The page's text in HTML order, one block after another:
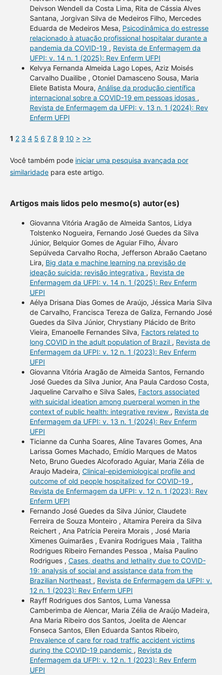
Deivson Wendell da Costa Lima, Rita de Cássia Alves
Santana, Jorgivan Silva de Medeiros Filho, Mercedes
Eduarda de Medeiros Mesa, Psicodinâmica do estresse
relacionado à atuação profissional hospitalar durante a
pandemia da COVID-19 , Revista de Enfermagem da
UFPI: v. 14 n. 1 (2025): Rev Enferm UFPI
Kelvya Fernanda Almeida Lago Lopes, Aziz Moisés
Carvalho Duailibe , Otoniel Damasceno Sousa, Maria
Eliete Batista Moura, Análise da produção científica
internacional sobre a COVID-19 em pessoas idosas ,
Revista de Enfermagem da UFPI: v. 13 n. 1 (2024): Rev
Enferm UFPI
1 2 3 4 5 6 7 8 9 10 > >>
Você também pode iniciar uma pesquisa avançada por
similaridadepara este artigo.
Artigos mais lidos pelo mesmo(s) autor(es)
Giovanna Vitória Aragão de Almeida Santos, Lidya
Tolstenko Nogueira, Fernando José Guedes da Silva
Júnior, Belquior Gomes de Aguiar Filho, Álvaro
Sepúlveda Carvalho Rocha, Jefferson Abraão Caetano
Lira, Big data e machine learning na previsão de
ideação suicida: revisão integrativa , Revista de
Enfermagem da UFPI: v. 14 n. 1 (2025): Rev Enferm
UFPI
Aélya Drisana Dias Gomes de Araújo, Jéssica Maria Silva
de Carvalho, Francisca Tereza de Galiza, Fernando José
Guedes da Silva Júnior, Chrystiany Plácido de Brito
Vieira, Emanoelle Fernandes Silva, Factors related to
long COVID in the adult population of Brazil , Revista de
Enfermagem da UFPI: v. 12 n. 1 (2023): Rev Enferm
UFPI
Giovanna Vitória Aragão de Almeida Santos, Fernando
José Guedes da Silva Junior, Ana Paula Cardoso Costa,
Jaqueline Carvalho e Silva Sales, Factors associated
with suicidal ideation among puerperal women in the
context of public health: integrative review , Revista de
Enfermagem da UFPI: v. 13 n. 1 (2024): Rev Enferm
UFPI
Ticianne da Cunha Soares, Aline Tavares Gomes, Ana
Larissa Gomes Machado, Emídio Marques de Matos
Neto, Bruno Guedes Alcoforado Aguiar, Maria Zélia de
Araujo Madeira, Clinical-epidemiological profile and
outcome of old people hospitalized for COVID-19 ,
Revista de Enfermagem da UFPI: v. 12 n. 1 (2023): Rev
Enferm UFPI
Fernando José Guedes da Silva Júnior, Claudete
Ferreira de Souza Monteiro , Altamira Pereira da Silva
Reichert , Ana Patrícia Pereira Morais , José Maria
Ximenes Guimarães , Evanira Rodrigues Maia , Talitha
Rodrigues Ribeiro Fernandes Pessoa , Maísa Paulino
Rodrigues , Cases, deaths and lethality due to COVID-
19: analysis of social and assistance data from the
Brazilian Northeast , Revista de Enfermagem da UFPI: v.
12 n. 1 (2023): Rev Enferm UFPI
Rayff Rodrigues dos Santos, Luma Vanessa
Camberimba de Alencar, Maria Zélia de Araújo Madeira,
Ana Maria Ribeiro dos Santos, Joelita de Alencar
Fonseca Santos, Ellen Eduarda Santos Ribeiro,
Prevalence of care for road traffic accident victims
during the COVID-19 pandemic , Revista de
Enfermagem da UFPI: v. 12 n. 1 (2023): Rev Enferm
UFPI